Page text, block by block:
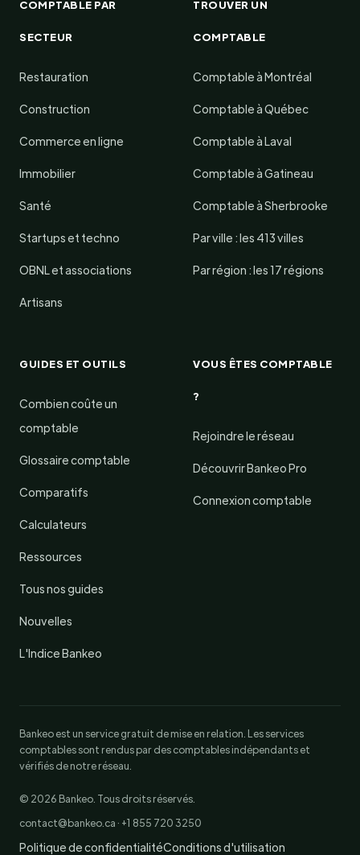
COMPTABLE PAR
SECTEUR
Restauration
Construction
Commerce en ligne
Immobilier
Santé
Startups et techno
OBNL et associations
Artisans
TROUVER UN
COMPTABLE
Comptable à Montréal
Comptable à Québec
Comptable à Laval
Comptable à Gatineau
Comptable à Sherbrooke
Par ville : les 413 villes
Par région : les 17 régions
GUIDES ET OUTILS
Combien coûte un
comptable
Glossaire comptable
Comparatifs
Calculateurs
Ressources
Tous nos guides
Nouvelles
L'Indice Bankeo
VOUS ÊTES COMPTABLE
?
Rejoindre le réseau
Découvrir Bankeo Pro
Connexion comptable
Bankeo est un service gratuit de mise en relation. Les services
comptables sont rendus par des comptables indépendants et
vérifiés de notre réseau.
© 2026 Bankeo. Tous droits réservés.
contact@bankeo.ca · +1 855 720 3250
Politique de confidentialitéConditions d'utilisation